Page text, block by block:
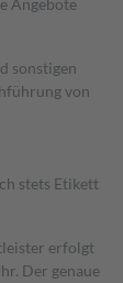
Angebote
sonstigen
von
stets Etikett
erfolgt
Der genaue